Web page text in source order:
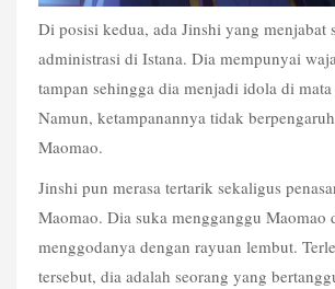
Di posisi kedua, ada Jinshi yang menjabat
administrasi di Istana. Dia mempunyai
tampan sehingga dia menjadi idola di
Namun, ketampanannya tidak
Maomao.
Jinshi pun merasa tertarik sekaligus
Maomao. Dia suka mengganggu Maomao
menggodanya dengan rayuan lembut.
tersebut, dia adalah seorang yang